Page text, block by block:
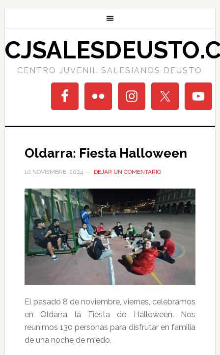
CENTRO JUVENIL SALESIANOS DEUSTO
Oldarra: Fiesta Halloween
10 NOVIEMBRE, 2024 DEJAR UN COMENTARIO
El pasado 8 de noviembre, viernes, celebramos
en Oldarra la Fiesta de Halloween. Nos
reunimos 130 personas para disfrutar en familia
de una noche de miedo.